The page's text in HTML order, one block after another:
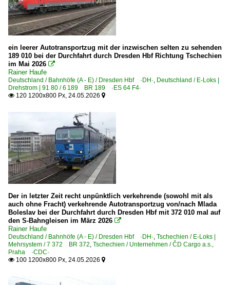
ein leerer Autotransportzug mit der inzwischen selten zu sehenden
189 010 bei der Durchfahrt durch Dresden Hbf Richtung Tschechien
im Mai 2026 
Rainer Haufe
Deutschland / Bahnhöfe (A - E) / Dresden Hbf ·DH·, Deutschland / E-Loks |
Drehstrom | 91 80 / 6 189 BR 189 ·ES 64 F4·
 120 1200x800 Px, 24.05.2026 
Der in letzter Zeit recht unpünktlich verkehrende (sowohl mit als
auch ohne Fracht) verkehrende Autotransportzug von/nach Mlada
Boleslav bei der Durchfahrt durch Dresden Hbf mit 372 010 mal auf
den S-Bahngleisen im März 2026 
Rainer Haufe
Deutschland / Bahnhöfe (A - E) / Dresden Hbf ·DH·, Tschechien / E-Loks |
Mehrsystem / 7 372 BR 372, Tschechien / Unternehmen / ČD Cargo a.s.,
Praha ·CDC·
 100 1200x800 Px, 24.05.2026 